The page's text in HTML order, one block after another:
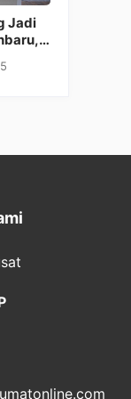
Terungkap
Trada Tata Haira
2025